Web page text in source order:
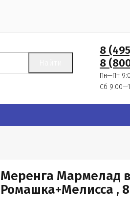
8
8
Пн—Пт
Сб
Меренга Мармелад
Ромашка+Мелисса ,